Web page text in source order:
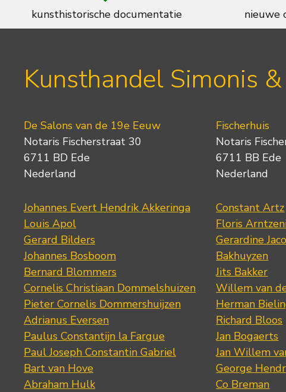
kunsthistorische documentatie nieuwe
Kunsthandel Simonis
De Salons van de 19e Eeuw
Notaris Fischerstraat 30
6711 BD Ede
Nederland
Johannes Evert Hendrik Akkeringa
Louis Apol
Gerard Bilders
Johannes Bosboom
Bernard Blommers
Cornelis Christiaan Dommelshuizen
Pieter Cornelis Dommershuijzen
Adrianus Eversen
Paulus Constantijn la Fargue
Paul Joseph Constantin Gabriel
Bart van Hove
Abraham Hulk
Fischerhuis
Notaris
6711 BB Ede
Nederland
Constant Artz
Floris
Gerardine
Bakhuyzen
Jits Bakker
Willem van
Herman
Richard Bloos
Jan Bogaerts
Jan Willem
George
Co Breman